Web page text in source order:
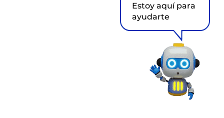
Estoy aquí para
ayudarte